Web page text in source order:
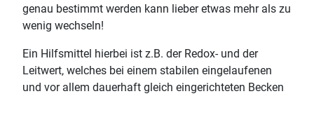
genau bestimmt werden kann lieber etwas mehr als zu
wenig wechseln!
Ein Hilfsmittel hierbei ist z.B. der Redox- und der
Leitwert, welches bei einem stabilen eingelaufenen
und vor allem dauerhaft gleich eingerichteten Becken